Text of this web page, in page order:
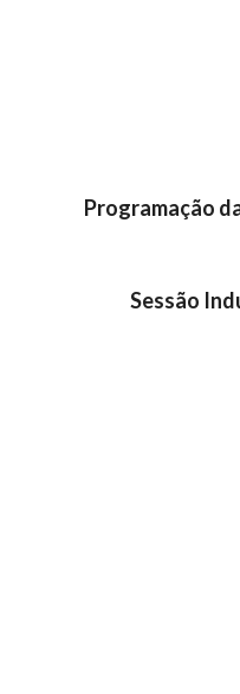
Programação
Sessão